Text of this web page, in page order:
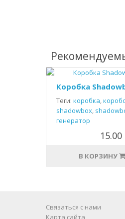
Коробка
Теги: коробка,
shadowbox,
генератор
15.00
В КОРЗИНУ
Связаться с нами
Карта сайта